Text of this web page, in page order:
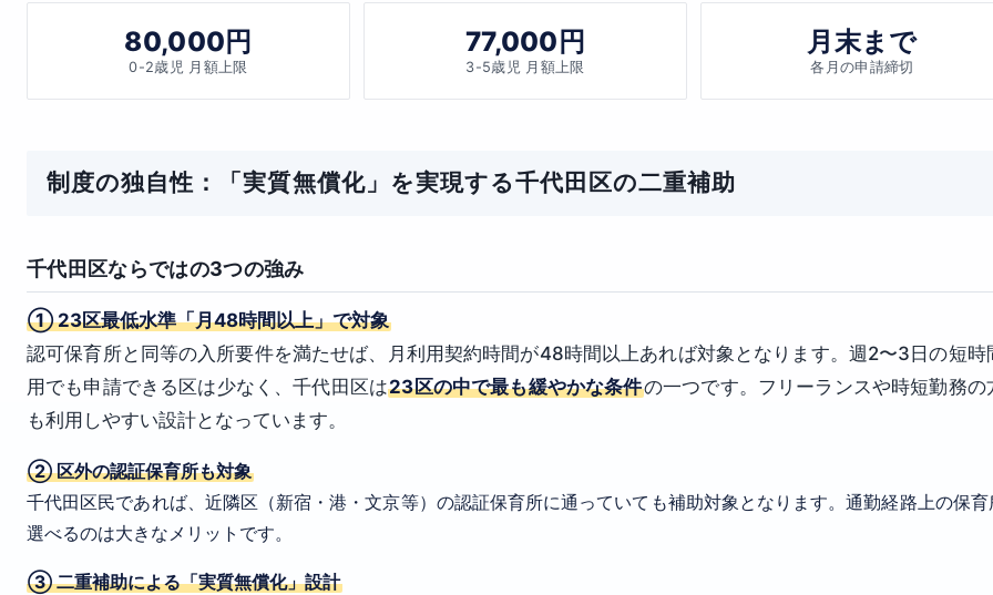
80,000円
0-2歳児 月額上限
77,000円
3-5歳児 月額上限
月末まで
各月の申請締切
制度の独自性：「実質無償化」を実現する千代田区の二重補助
千代田区ならではの3つの強み
① 23区最低水準「月48時間以上」で対象
認可保育所と同等の入所要件を満たせば、月利用契約時間が48時間以上あれば対象となります。週2〜3日の短時
用でも申請できる区は少なく、千代田区は23区の中で最も緩やかな条件の一つです。フリーランスや時短勤務の
も利用しやすい設計となっています。
② 区外の認証保育所も対象
千代田区民であれば、近隣区（新宿・港・文京等）の認証保育所に通っていても補助対象となります。通勤経路上の保育
選べるのは大きなメリットです。
③ 二重補助による「実質無償化」設計